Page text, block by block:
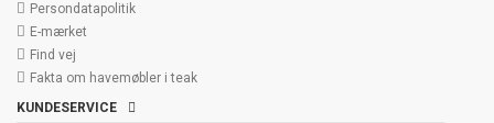
Persondatapolitik
E-mærket
Find vej
Fakta om havemøbler i teak
KUNDESERVICE